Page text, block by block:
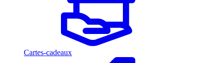
Cartes-cadeaux